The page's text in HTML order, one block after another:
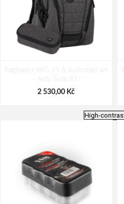
Bagmaster BAG 25 A studentský set
– šedý Šedá 30 l
2 530,00 Kč
High-